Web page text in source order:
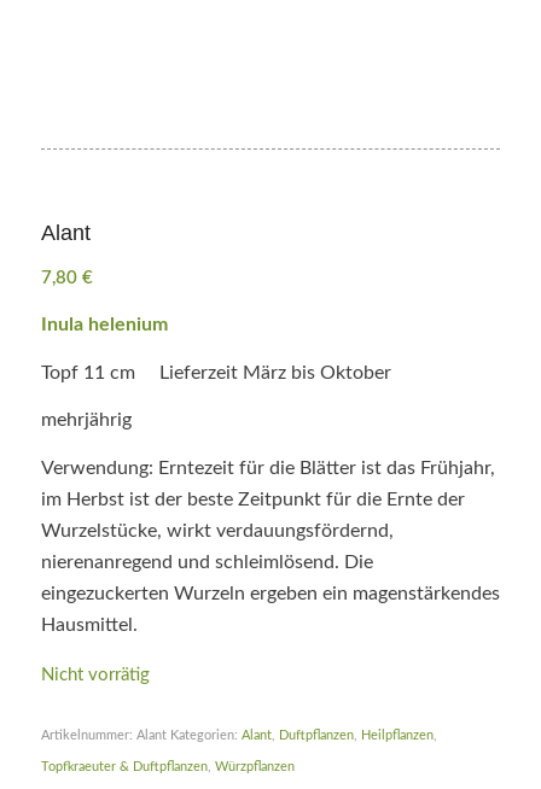
Alant
7,80 €
Inula helenium
Topf 11 cm Lieferzeit März bis Oktober
mehrjährig
Verwendung: Erntezeit für die Blätter ist das Frühjahr,
im Herbst ist der beste Zeitpunkt für die Ernte der
Wurzelstücke, wirkt verdauungsfördernd,
nierenanregend und schleimlösend. Die
eingezuckerten Wurzeln ergeben ein magenstärkendes
Hausmittel.
Nicht vorrätig
Artikelnummer: Alant Kategorien: Alant, Duftpflanzen, Heilpflanzen,
Topfkraeuter & Duftpflanzen, Würzpflanzen